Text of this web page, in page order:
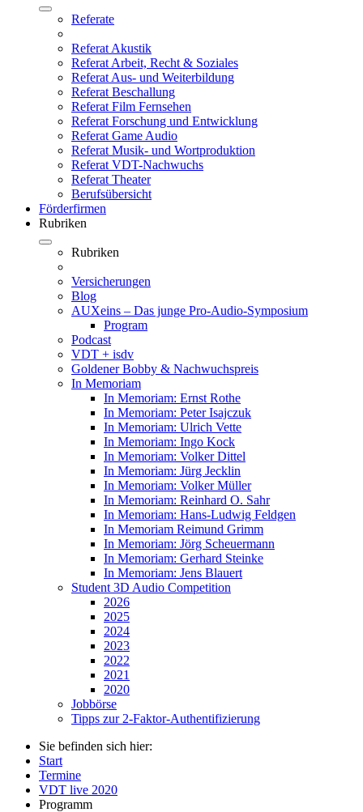
Referate
Referat Akustik
Referat Arbeit, Recht & Soziales
Referat Aus- und Weiterbildung
Referat Beschallung
Referat Film Fernsehen
Referat Forschung und Entwicklung
Referat Game Audio
Referat Musik- und Wortproduktion
Referat VDT-Nachwuchs
Referat Theater
Berufsübersicht
Förderfirmen
Rubriken
Rubriken
Versicherungen
Blog
AUXeins – Das junge Pro-Audio-Symposium
Program
Podcast
VDT + isdv
Goldener Bobby & Nachwuchspreis
In Memoriam
In Memoriam: Ernst Rothe
In Memoriam: Peter Isajczuk
In Memoriam: Ulrich Vette
In Memoriam: Ingo Kock
In Memoriam: Volker Dittel
In Memoriam: Jürg Jecklin
In Memoriam: Volker Müller
In Memoriam: Reinhard O. Sahr
In Memoriam: Hans-Ludwig Feldgen
In Memoriam Reimund Grimm
In Memoriam: Jörg Scheuermann
In Memoriam: Gerhard Steinke
In Memoriam: Jens Blauert
Student 3D Audio Competition
2026
2025
2024
2023
2022
2021
2020
Jobbörse
Tipps zur 2-Faktor-Authentifizierung
Sie befinden sich hier:
Start
Termine
VDT live 2020
Programm